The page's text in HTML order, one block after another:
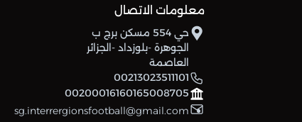
صفاء خميس مليانة 30
-11
30
+2
رائد امل عين الدفلى 30
-5
38
معلومات الاتصال
حي 554 مسكن برج ب
الجوهرة -بلوزداد -الجزائر
العاصمة
00213023511101
00200016160165008705
sg.interrergionsfootball@gmail.com